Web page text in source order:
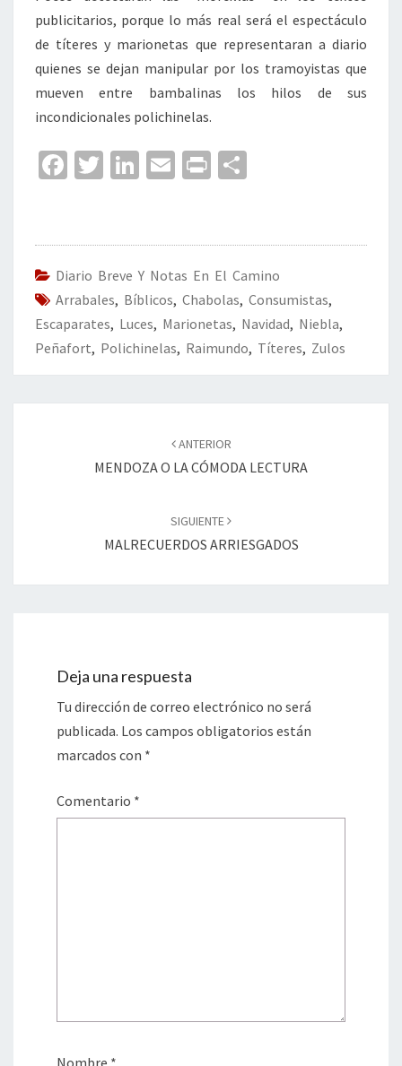
publicitarios, porque lo más real será el espectáculo
de títeres y marionetas que representaran a diario
quienes se dejan manipular por los tramoyistas que
mueven entre bambalinas los hilos de sus
incondicionales polichinelas.
Fa
o
o
k
T
er
Li
dI
n
E
l
Pr
p
ar
tir
Diario Breve Y Notas En El Camino
Arrabales, Bíblicos, Chabolas, Consumistas,
Escaparates, Luces, Marionetas, Navidad, Niebla,
Peñafort, Polichinelas, Raimundo, Títeres, Zulos
ANTERIOR
MENDOZA O LA CÓMODA LECTURA
SIGUIENTE
MALRECUERDOS ARRIESGADOS
Deja una respuesta
Tu dirección de correo electrónico no será
publicada. Los campos obligatorios están
marcados con *
Comentario *